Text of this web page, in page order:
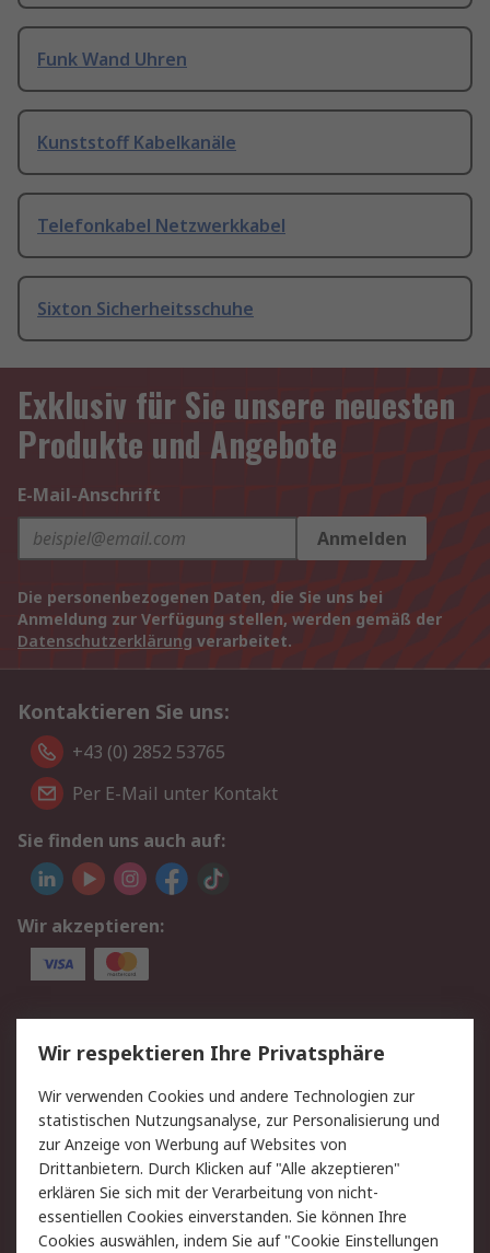
Funk Wand Uhren
Kunststoff Kabelkanäle
Telefonkabel Netzwerkkabel
Sixton Sicherheitsschuhe
Exklusiv für Sie unsere neuesten
Produkte und Angebote
E-Mail-Anschrift
Anmelden
Die personenbezogenen Daten, die Sie uns bei
Anmeldung zur Verfügung stellen, werden gemäß der
Datenschutzerklärung verarbeitet.
Kontaktieren Sie uns:
+43 (0) 2852 53765
Per E-Mail unter Kontakt
Sie finden uns auch auf:
Wir akzeptieren:
Service
Value Added Services
Lieferlösungen
Rücksendung/Entsorgung Kontakt
Hilfe
Rechtliches
RS Verkaufs- und
Datenschutz
Wir respektieren Ihre Privatsphäre
Wir verwenden Cookies und andere Technologien zur
statistischen Nutzungsanalyse, zur Personalisierung und
zur Anzeige von Werbung auf Websites von
Drittanbietern. Durch Klicken auf "Alle akzeptieren"
erklären Sie sich mit der Verarbeitung von nicht-
essentiellen Cookies einverstanden. Sie können Ihre
Cookies auswählen, indem Sie auf "Cookie Einstellungen